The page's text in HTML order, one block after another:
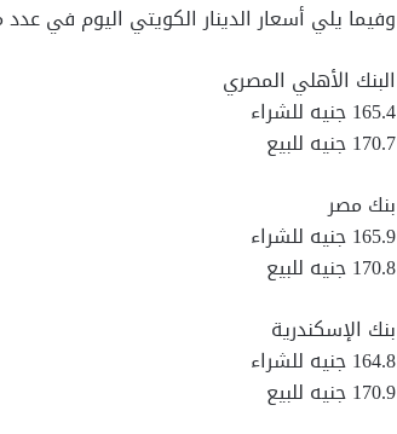
وفيما يلي أسعار الدينار الكويتي اليوم في
البنك الأهلي المصري
165.4 جنيه للشراء
170.7 جنيه للبيع
بنك مصر
165.9 جنيه للشراء
170.8 جنيه للبيع
بنك الإسكندرية
164.8 جنيه للشراء
170.9 جنيه للبيع